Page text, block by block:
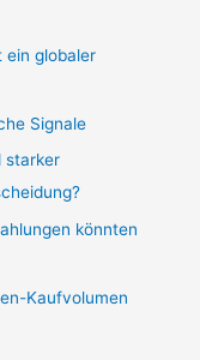
ein globaler
Signale
starker
könnten
Kaufvolumen